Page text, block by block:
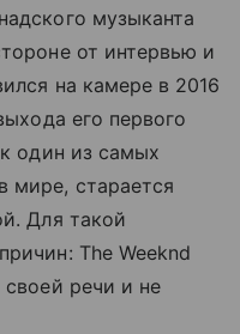
музыканта
от интервью и
на камере в 2016
его первого
один из самых
мире, старается
Для такой
The Weeknd
своей речи и не